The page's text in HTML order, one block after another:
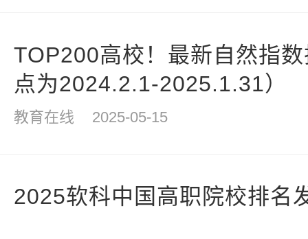
TOP200高校！最新自然指
点为2024.2.1-2025.1.31）
教育在线 2025-05-15
2025软科中国高职院校排名